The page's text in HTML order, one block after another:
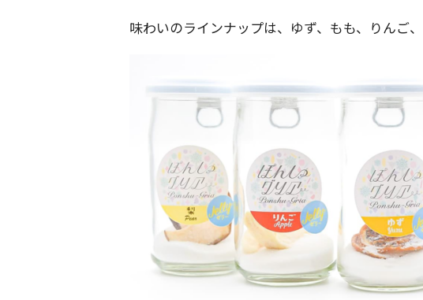
味わいのラインナップは、ゆず、もも、りんご、